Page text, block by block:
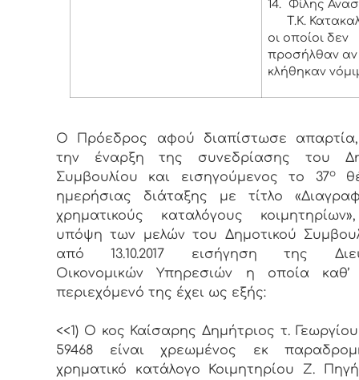
14. Φίλης
Τ.Κ.
οι οποίοι δεν
προσήλθαν αν
κλήθηκαν
Ο Πρόεδρος αφού διαπίστωσε
την έναρξη της συνεδρίασης του
Συμβουλίου και εισηγούμενος το 37ο
ημερήσιας διάταξης με τίτλο
χρηματικούς καταλόγους
υπόψη των μελών του Δημοτικού
από 13.10.2017 εισήγηση της
Οικονομικών Υπηρεσιών η οποία
περιεχόμενό της έχει ως εξής:
<<1) Ο κος Καίσαρης Δημήτριος τ.
59468 είναι χρεωμένος εκ
χρηματικό κατάλογο Κοιμητηρίου Ζ.